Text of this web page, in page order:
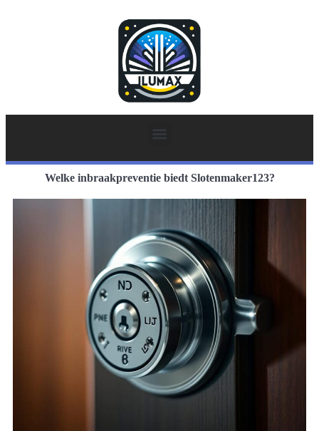
Welke inbraakpreventie biedt Slotenmaker123?